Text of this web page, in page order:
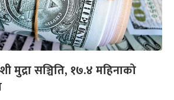
मुद्रा सञ्चिति, १७.४ महिनाको